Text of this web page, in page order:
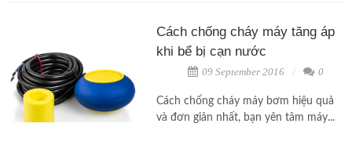
Cách chống cháy máy tăng áp
khi bể bị cạn nước
09 September 2016 0
Cách chống cháy máy bơm hiệu quả
và đơn giản nhất, bạn yên tâm máy...